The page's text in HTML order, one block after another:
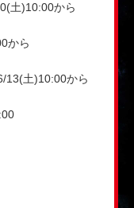
土)10:00から
から
13(土)10:00から